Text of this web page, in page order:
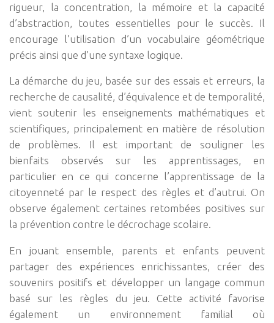
rigueur, la concentration, la mémoire et la capacité
d’abstraction, toutes essentielles pour le succès. Il
encourage l’utilisation d’un vocabulaire géométrique
précis ainsi que d’une syntaxe logique.
La démarche du jeu, basée sur des essais et erreurs, la
recherche de causalité, d’équivalence et de temporalité,
vient soutenir les enseignements mathématiques et
scientifiques, principalement en matière de résolution
de problèmes. Il est important de souligner les
bienfaits observés sur les apprentissages, en
particulier en ce qui concerne l’apprentissage de la
citoyenneté par le respect des règles et d’autrui. On
observe également certaines retombées positives sur
la prévention contre le décrochage scolaire.
En jouant ensemble, parents et enfants peuvent
partager des expériences enrichissantes, créer des
souvenirs positifs et développer un langage commun
basé sur les règles du jeu. Cette activité favorise
également un environnement familial où